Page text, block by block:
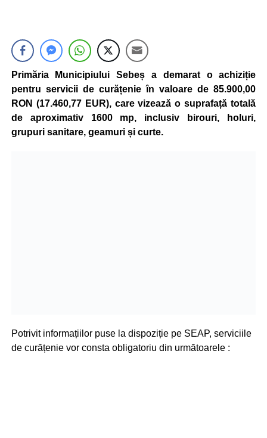
Primăria Municipiului Sebeș a demarat o achiziție
pentru servicii de curățenie în valoare de 85.900,00
RON (17.460,77 EUR), care vizează o suprafață totală
de aproximativ 1600 mp, inclusiv birouri, holuri,
grupuri sanitare, geamuri și curte.
Potrivit informațiilor puse la dispoziție pe SEAP, serviciile
de curățenie vor consta obligatoriu din următoarele :